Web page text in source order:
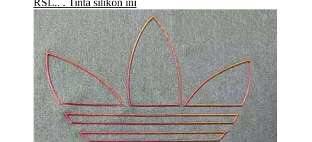
RSL.. . Tinta silikon ini